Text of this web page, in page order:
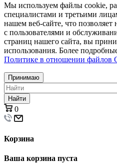
Мы используем файлы cookie,
специалистами и третьими
нашем веб-сайте, что
с пользователями и
страниц нашего сайта, вы
использования. Более
Политике в отношении файлов
Принимаю
Найти
0
Корзина
Ваша корзина пуста